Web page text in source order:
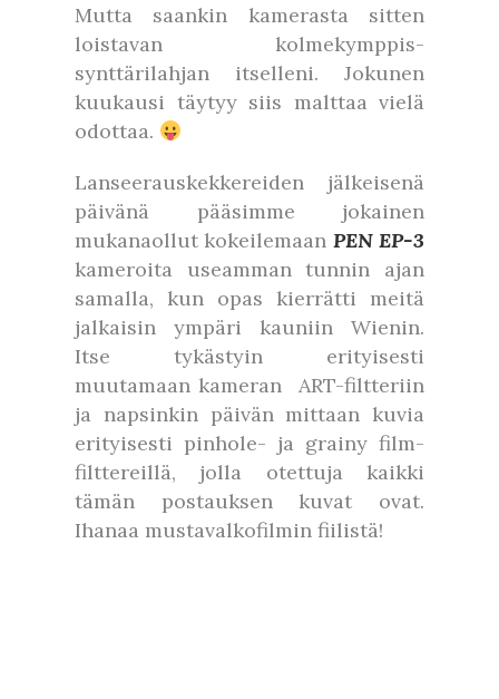
Mutta saankin kamerasta sitten
loistavan kolmekymppis-
synttärilahjan itselleni. Jokunen
kuukausi täytyy siis malttaa vielä
odottaa.
Lanseerauskekkereiden jälkeisenä
päivänä pääsimme jokainen
mukanaollut kokeilemaan PEN EP-3
kameroita useamman tunnin ajan
samalla, kun opas kierrätti meitä
jalkaisin ympäri kauniin Wienin.
Itse tykästyin erityisesti
muutamaan kameran ART-filtteriin
ja napsinkin päivän mittaan kuvia
erityisesti pinhole- ja grainy film-
filttereillä, jolla otettuja kaikki
tämän postauksen kuvat ovat.
Ihanaa mustavalkofilmin fiilistä!